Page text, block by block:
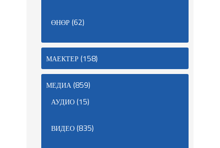
ӨНӨР(62)
МАЕКТЕР(158)
МЕДИА(859)
АУДИО(15)
ВИДЕО(835)